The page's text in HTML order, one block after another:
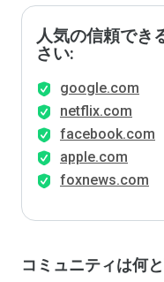
人気の信頼でき
さい:
google.com
netflix.com
facebook.com
apple.com
foxnews.com
コミュニティは何